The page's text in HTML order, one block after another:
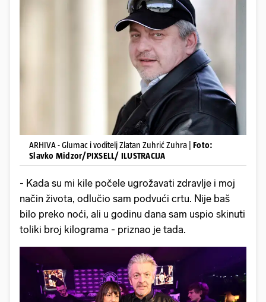
ARHIVA - Glumac i voditelj Zlatan Zuhrić Zuhra | Foto:
Slavko Midzor/PIXSELL/ ILUSTRACIJA
- Kada su mi kile počele ugrožavati zdravlje i moj
način života, odlučio sam podvući crtu. Nije baš
bilo preko noći, ali u godinu dana sam uspio skinuti
toliki broj kilograma - priznao je tada.